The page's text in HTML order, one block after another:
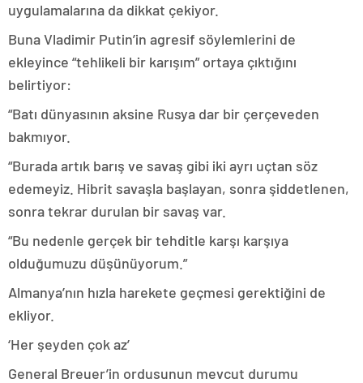
uygulamalarına da dikkat çekiyor.
Buna Vladimir Putin’in agresif söylemlerini de
ekleyince “tehlikeli bir karışım” ortaya çıktığını
belirtiyor:
“Batı dünyasının aksine Rusya dar bir çerçeveden
bakmıyor.
“Burada artık barış ve savaş gibi iki ayrı uçtan söz
edemeyiz. Hibrit savaşla başlayan, sonra şiddetlenen,
sonra tekrar durulan bir savaş var.
“Bu nedenle gerçek bir tehditle karşı karşıya
olduğumuzu düşünüyorum.”
Almanya’nın hızla harekete geçmesi gerektiğini de
ekliyor.
‘Her şeyden çok az’
General Breuer’in ordusunun mevcut durumu